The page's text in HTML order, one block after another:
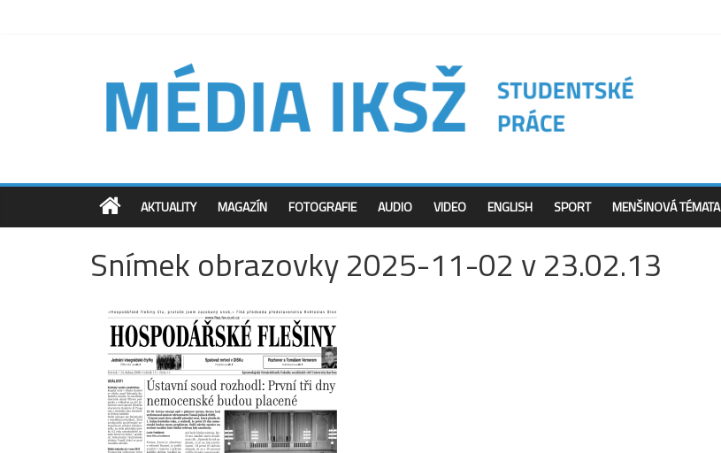
AKTUALITY MAGAZÍN FOTOGRAFIE AUDIO VIDEO ENGLISH SPORT MENŠINOVÁ TÉMATA
Snímek obrazovky 2025-11-02 v 23.02.13